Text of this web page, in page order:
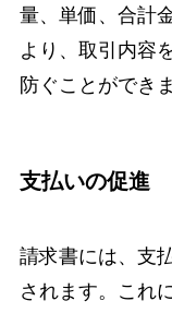
量、単価、合計
より、取引内容
防ぐことができま
支払いの促進
請求書には、支
されます。これ